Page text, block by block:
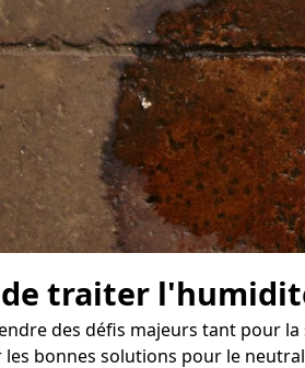
traiter
des défis majeurs tant pour
bonnes solutions pour le